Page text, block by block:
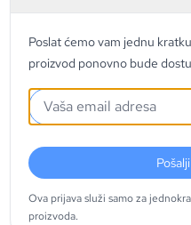
Poslat ćemo vam jednu
proizvod ponovno bude
Ova prijava služi samo za
proizvoda.